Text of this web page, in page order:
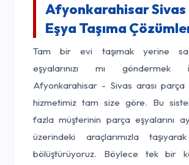
Afyonkarahisar Sivas
Eşya Taşıma
Tam bir evi taşımak yerine
eşyalarınızı mı göndermek
Afyonkarahisar - Sivas arası parça
hizmetimiz tam size göre. Bu
fazla müşterinin parça eşyalarını
üzerindeki araçlarımızla
bölüştürüyoruz. Böylece tek bir